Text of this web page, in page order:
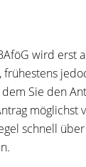
wird erst
Sie den
möglichst
schnell